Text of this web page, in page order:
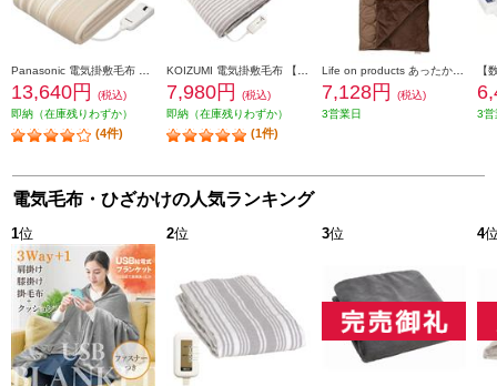
13,640円
(税込)
即納（在庫残りわずか）
(4件)
7,980円
(税込)
即納（在庫残りわずか）
(1件)
7,128円
(税込)
3営業日
3営
電気毛布・ひざかけの人気ランキング
1位 2位 3位 4